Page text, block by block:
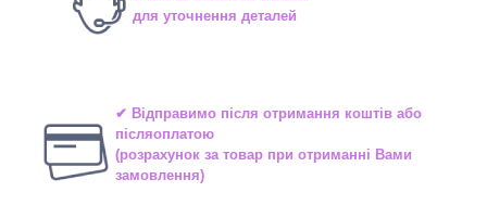
для уточнення деталей
✔ Відправимо після отримання коштів або
післяоплатою
(розрахунок за товар при отриманні Вами
замовлення)